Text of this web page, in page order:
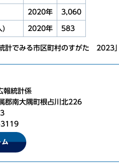
2020年 3,060
) 2020年 583
計でみる市区町村のすがた 2023
報統計係
郡南大隅町根占川北226
3119